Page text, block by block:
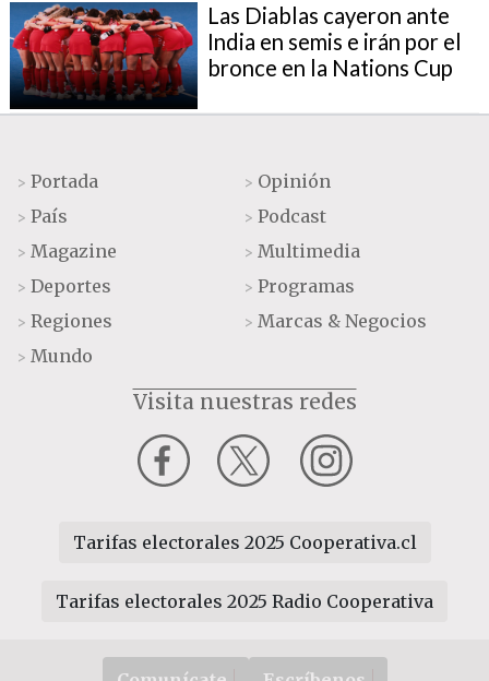
Las Diablas cayeron ante
India en semis e irán por el
bronce en la Nations Cup
> Portada
> País
> Magazine
> Deportes
> Regiones
> Mundo
> Opinión
> Podcast
> Multimedia
> Programas
> Marcas & Negocios
Visita nuestras redes
Tarifas electorales 2025 Cooperativa.cl
Tarifas electorales 2025 Radio Cooperativa